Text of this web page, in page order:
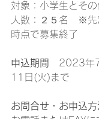
対象：小学生とその
人数：２５名　※
時点で募集終了
申込期間
2023年7
11日(火)まで
お問合せ・お申込方